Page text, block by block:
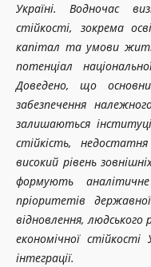
Україні. Водночас
стійкості, зокрема
капітал та умови
потенціал
Доведено, що
забезпечення
залишаються
стійкість,
високий рівень
формують
пріоритетів
відновлення,
економічної
інтеграції.